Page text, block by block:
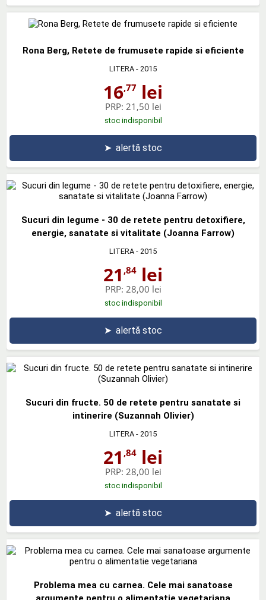
Rona Berg, Retete de frumusete rapide si eficiente
LITERA - 2015
16,77 lei
PRP: 21,50 lei
stoc indisponibil
➤ alertă stoc
Sucuri din legume - 30 de retete pentru detoxifiere,
energie, sanatate si vitalitate (Joanna Farrow)
LITERA - 2015
21 ,84 lei
PRP: 28,00 lei
stoc indisponibil
➤ alertă stoc
Sucuri din fructe. 50 de retete pentru sanatate si
intinerire (Suzannah Olivier)
LITERA - 2015
21 ,84 lei
PRP: 28,00 lei
stoc indisponibil
➤ alertă stoc
Problema mea cu carnea. Cele mai sanatoase